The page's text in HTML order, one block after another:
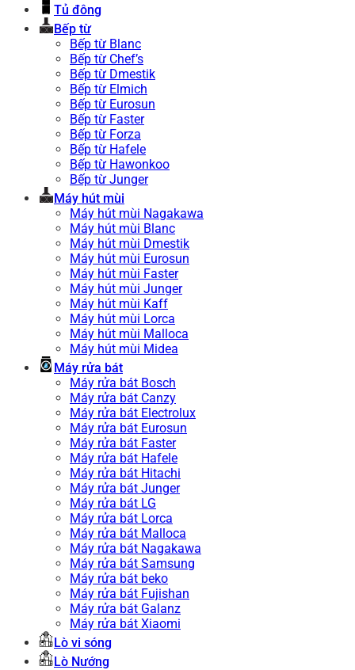
Tủ đông
Bếp từ
Bếp từ Blanc
Bếp từ Chef’s
Bếp từ Dmestik
Bếp từ Elmich
Bếp từ Eurosun
Bếp từ Faster
Bếp từ Forza
Bếp từ Hafele
Bếp từ Hawonkoo
Bếp từ Junger
Máy hút mùi
Máy hút mùi Nagakawa
Máy hút mùi Blanc
Máy hút mùi Dmestik
Máy hút mùi Eurosun
Máy hút mùi Faster
Máy hút mùi Junger
Máy hút mùi Kaff
Máy hút mùi Lorca
Máy hút mùi Malloca
Máy hút mùi Midea
Máy rửa bát
Máy rửa bát Bosch
Máy rửa bát Canzy
Máy rửa bát Electrolux
Máy rửa bát Eurosun
Máy rửa bát Faster
Máy rửa bát Hafele
Máy rửa bát Hitachi
Máy rửa bát Junger
Máy rửa bát LG
Máy rửa bát Lorca
Máy rửa bát Malloca
Máy rửa bát Nagakawa
Máy rửa bát Samsung
Máy rửa bát beko
Máy rửa bát Fujishan
Máy rửa bát Galanz
Máy rửa bát Xiaomi
Lò vi sóng
Lò Nướng